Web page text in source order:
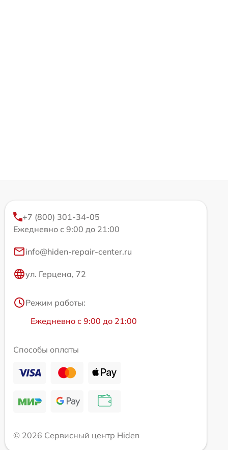
+7 (800) 301-34-05
Ежедневно с 9:00 до 21:00
info@hiden-repair-center.ru
ул. Герцена, 72
Режим работы:
Ежедневно с 9:00 до 21:00
Способы оплаты
© 2026 Сервисный центр Hiden